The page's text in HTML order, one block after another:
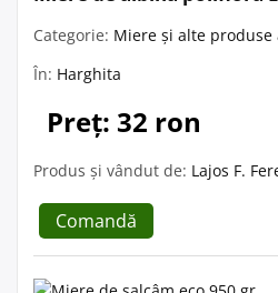
Categorie: Miere și alte produse
În: Harghita
Preț: 32 ron
Produs și vândut de: Lajos F.
Comandă